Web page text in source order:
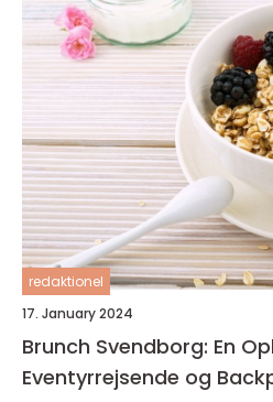
redaktionel
17. January 2024
Brunch Svendborg: En
Eventyrrejsende og